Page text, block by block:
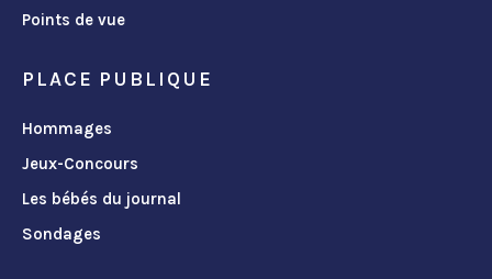
Points de vue
PLACE PUBLIQUE
Hommages
Jeux-Concours
Les bébés du journal
Sondages